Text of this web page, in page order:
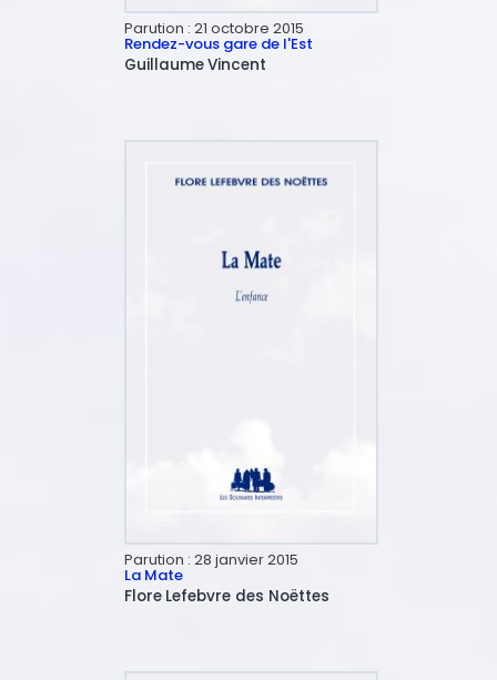
Parution : 21 octobre 2015
Rendez-vous gare de l'Est
GuillaumeVincent
Parution : 28 janvier 2015
La Mate
Flore Lefebvre des Noëttes